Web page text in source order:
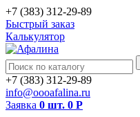
+7 (383) 312-29-89
Быстрый заказ
Калькулятор
+7 (383) 312-29-89
info@oooafalina.ru
Заявка 0 шт. 0 Р